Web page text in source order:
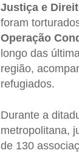
Justiça e
foram
Operação
longo das
região,
refugiados.
Durante a
metropolitana,
de 130